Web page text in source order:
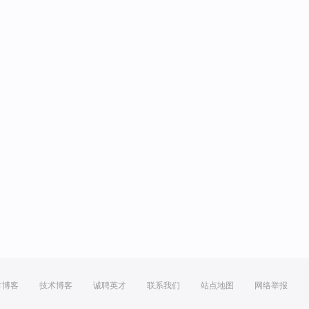
博客 技术博客 诚聘英才 联系我们 站点地图 网络举报